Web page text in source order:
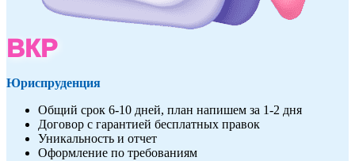
ВКР
Юриспруденция
Общий срок 6-10 дней, план напишем за 1-2 дня
Договор с гарантией бесплатных правок
Уникальность и отчет
Оформление по требованиям